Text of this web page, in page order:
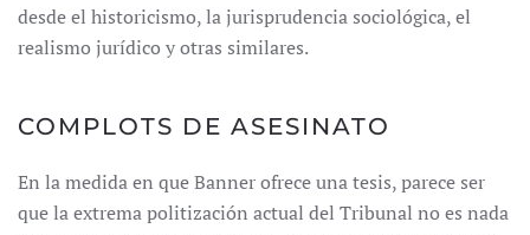
desde el historicismo, la jurisprudencia sociológica, el
realismo jurídico y otras similares.
COMPLOTS DE ASESINATO
En la medida en que Banner ofrece una tesis, parece ser
que la extrema politización actual del Tribunal no es nada